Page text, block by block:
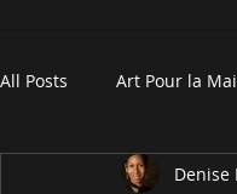
All Posts Art Pour la
Denise